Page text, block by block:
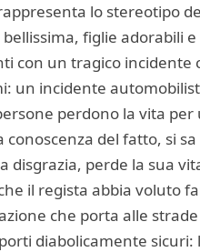
lo stereotipo
bellissima, figlie adorabili
con un tragico incidente
un incidente
perdono la vita
conoscenza del fatto, si
disgrazia, perde la sua
il regista abbia voluto
che porta alle
diabolicamente